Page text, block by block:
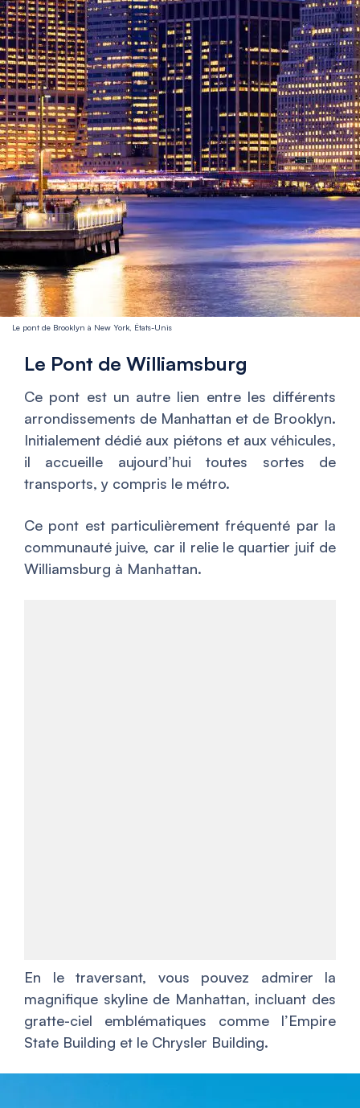
Le pont de Brooklyn à New York, États-Unis
Le Pont de Williamsburg
Ce pont est un autre lien entre les différents
arrondissements de Manhattan et de Brooklyn.
Initialement dédié aux piétons et aux véhicules,
il accueille aujourd’hui toutes sortes de
transports, y compris le métro.
Ce pont est particulièrement fréquenté par la
communauté juive, car il relie le quartier juif de
Williamsburg à Manhattan.
En le traversant, vous pouvez admirer la
magnifique skyline de Manhattan, incluant des
gratte-ciel emblématiques comme l’Empire
State Building et le Chrysler Building.